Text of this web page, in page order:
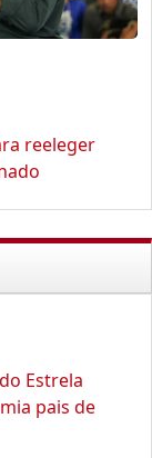
reeleger
Estrela
pais de